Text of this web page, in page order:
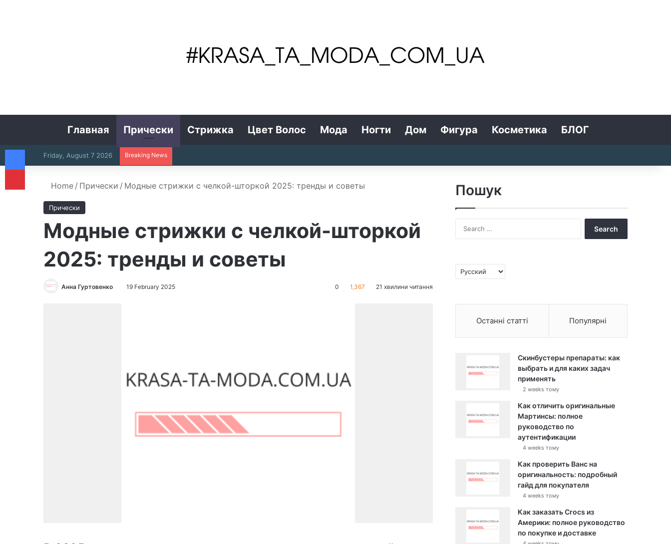
Главная Прически Стрижка Цвет Волос Мода Ногти Дом Фигура Косметика БЛОГ
Friday, August 7 2026 Breaking News
Home / Прически / Модные стрижки с челкой-шторкой 2025: тренды и советы
Прически
Модные стрижки с челкой-шторкой
2025: тренды и советы
Анна Гуртовенко 19 February 2025 0 1,367 21 хвилини читання
Пошук
:
h
Останні статті Популярні
Скинбустеры препараты: как
выбрать и для каких задач
применять
2 weeks тому
Как отличить оригинальные
Мартинсы: полное
руководство по
аутентификации
4 weeks тому
Как проверить Ванс на
оригинальность: подробный
гайд для покупателя
4 weeks тому
Как заказать Crocs из
Америки: полное руководство
по покупке и доставке